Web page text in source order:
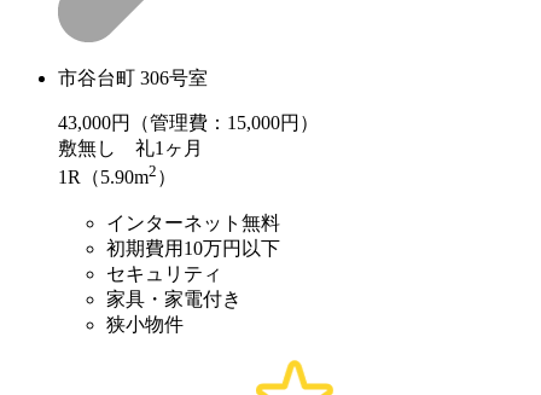
市谷台町 306号室
43,000円（管理費：15,000円）
敷無し 礼1ヶ月
1R（5.90m2 ）
インターネット無料
初期費用10万円以下
セキュリティ
家具・家電付き
狭小物件